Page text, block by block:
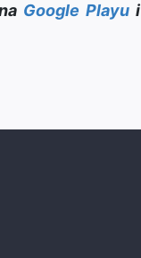
Google Playui